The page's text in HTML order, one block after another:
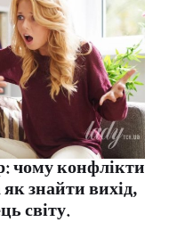
чому конфлікти
знайти вихід,
світу.